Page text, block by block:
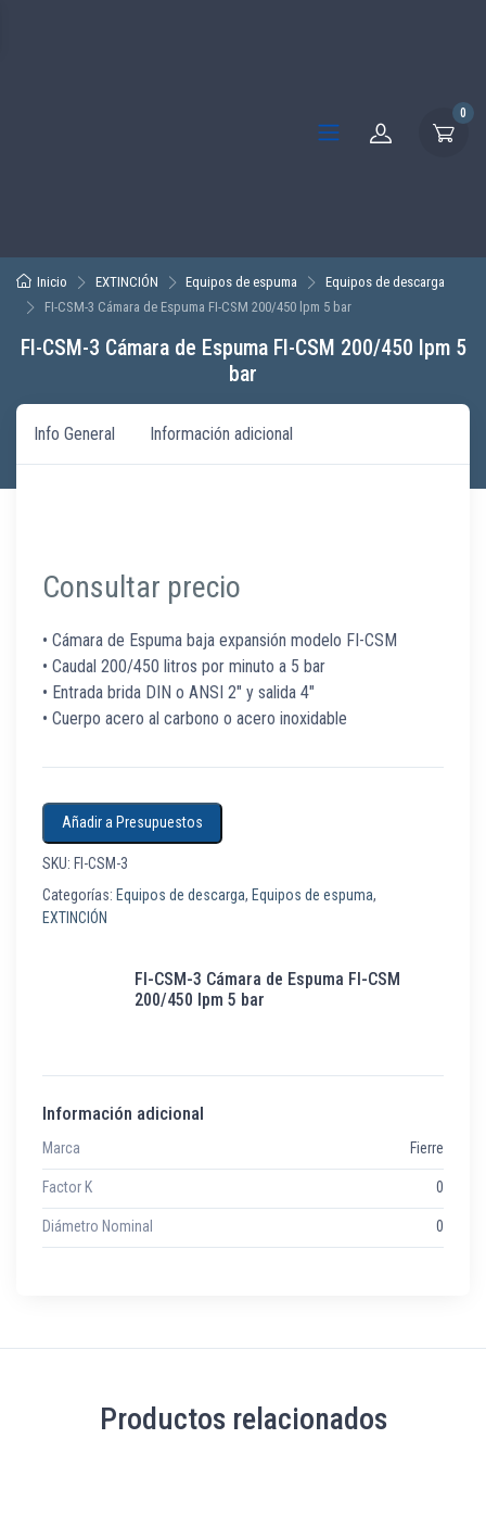
0
Inicio EXTINCIÓN Equipos de espuma
Equipos de descarga
FI-CSM-3 Cámara de Espuma FI-CSM 200/450 lpm 5 bar
FI-CSM-3 Cámara de Espuma FI-CSM 200/450 lpm 5
bar
Info General Información adicional
Consultar precio
• Cámara de Espuma baja expansión modelo FI-CSM
• Caudal 200/450 litros por minuto a 5 bar
• Entrada brida DIN o ANSI 2″ y salida 4″
• Cuerpo acero al carbono o acero inoxidable
Añadir a Presupuestos
SKU: FI-CSM-3
Categorías: Equipos de descarga, Equipos de espuma,
EXTINCIÓN
FI-CSM-3 Cámara de Espuma FI-CSM
200/450 lpm 5 bar
Información adicional
Marca Fierre
Factor K 0
Diámetro Nominal 0
Productos relacionados